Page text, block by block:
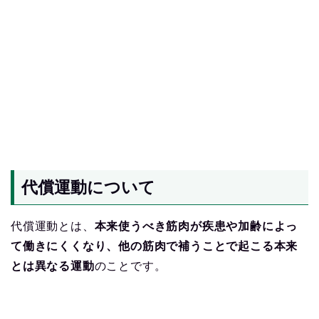
代償運動について
代償運動とは、 本来使うべき筋肉が疾患や加齢によっ
て働きにくくなり、他の筋肉で補うことで起こる本来
とは異なる運動のことです。